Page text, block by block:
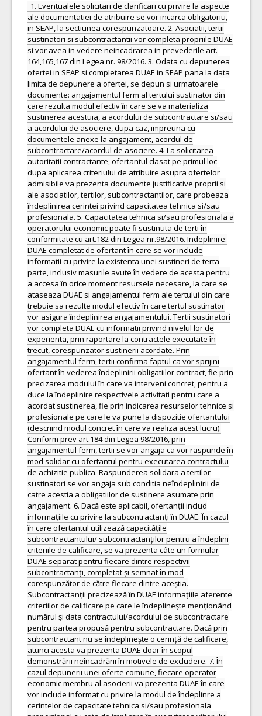
1. Eventualele solicitari de clarificari cu privire la aspecte
ale documentatiei de atribuire se vor incarca obligatoriu,
in SEAP, la sectiunea corespunzatoare. 2. Asociatii, tertii
sustinatori si subcontractantii vor completa propriile DUAE
si vor avea in vedere neincadrarea in prevederile art.
164,165,167 din Legea nr. 98/2016. 3. Odata cu depunerea
ofertei in SEAP si completarea DUAE in SEAP pana la data
limita de depunere a ofertei, se depun si urmatoarele
documente: angajamentul ferm al tertului sustinator din
care rezulta modul efectiv în care se va materializa
sustinerea acestuia, a acordului de subcontractare si/sau
a acordului de asociere, dupa caz, impreuna cu
documentele anexe la angajament, acordul de
subcontractare/acordul de asociere. 4. La solicitarea
autoritatii contractante, ofertantul clasat pe primul loc
dupa aplicarea criteriului de atribuire asupra ofertelor
admisibile va prezenta documente justificative proprii si
ale asociatilor, tertilor, subcontractantilor, care probeaza
îndeplinirea cerintei privind capacitatea tehnica si/sau
profesionala. 5. Capacitatea tehnica si/sau profesionala a
operatorului economic poate fi sustinuta de terti în
conformitate cu art.182 din Legea nr.98/2016. Indeplinire:
DUAE completat de ofertant în care se vor include
informatii cu privire la existenta unei sustineri de terta
parte, inclusiv masurile avute în vedere de acesta pentru
a accesa în orice moment resursele necesare, la care se
ataseaza DUAE si angajamentul ferm ale tertului din care
trebuie sa rezulte modul efectiv în care tertul sustinator
vor asigura îndeplinirea angajamentului. Tertii sustinatori
vor completa DUAE cu informatii privind nivelul lor de
experienta, prin raportare la contractele executate în
trecut, corespunzator sustinerii acordate. Prin
angajamentul ferm, tertii confirma faptul ca vor sprijini
ofertant în vederea îndeplinirii obligatiilor contract, fie prin
precizarea modului în care va interveni concret, pentru a
duce la îndeplinire respectivele activitati pentru care a
acordat sustinerea, fie prin indicarea resurselor tehnice si
profesionale pe care le va pune la dispozitie ofertantului
(descriind modul concret în care va realiza acest lucru).
Conform prev art.184 din Legea 98/2016, prin
angajamentul ferm, tertii se vor angaja ca vor raspunde în
mod solidar cu ofertantul pentru executarea contractului
de achizitie publica. Raspunderea solidara a tertilor
sustinatori se vor angaja sub conditia neîndeplinirii de
catre acestia a obligatiilor de sustinere asumate prin
angajament. 6. Dacă este aplicabil, ofertanții includ
informațiile cu privire la subcontractanți în DUAE. În cazul
în care ofertantul utilizează capacitățile
subcontractantului/ subcontractanților pentru a îndeplini
criteriile de calificare, se va prezenta câte un formular
DUAE separat pentru fiecare dintre respectivii
subcontractanți, completat și semnat în mod
corespunzător de către fiecare dintre aceștia.
Subcontractanții precizează în DUAE informațiile aferente
criteriilor de calificare pe care le îndeplinește menționând
numărul și data contractului/acordului de subcontractare
pentru partea propusă pentru subcontractare. Dacă prin
subcontractant nu se îndeplinește o cerință de calificare,
atunci acesta va prezenta DUAE doar în scopul
demonstrării neîncadrării în motivele de excludere. 7. În
cazul depunerii unei oferte comune, fiecare operator
economic membru al asocierii va prezenta DUAE în care
vor include informat cu privire la modul de îndeplinre a
cerintelor de capacitate tehnica si/sau profesionala